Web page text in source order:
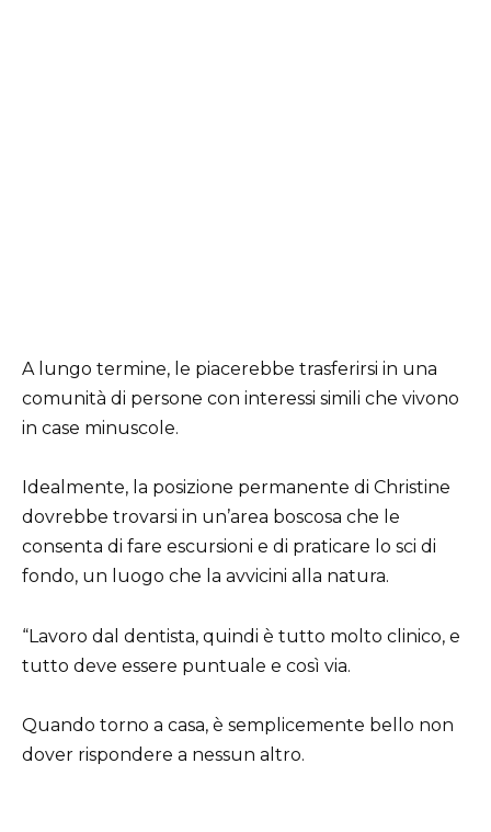
A lungo termine, le piacerebbe trasferirsi in una
comunità di persone con interessi simili che vivono
in case minuscole.
Idealmente, la posizione permanente di Christine
dovrebbe trovarsi in un’area boscosa che le
consenta di fare escursioni e di praticare lo sci di
fondo, un luogo che la avvicini alla natura.
“Lavoro dal dentista, quindi è tutto molto clinico, e
tutto deve essere puntuale e così via.
Quando torno a casa, è semplicemente bello non
dover rispondere a nessun altro.